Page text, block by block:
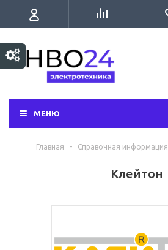
МЕНЮ
Главная - Справочная информация
Клейтон